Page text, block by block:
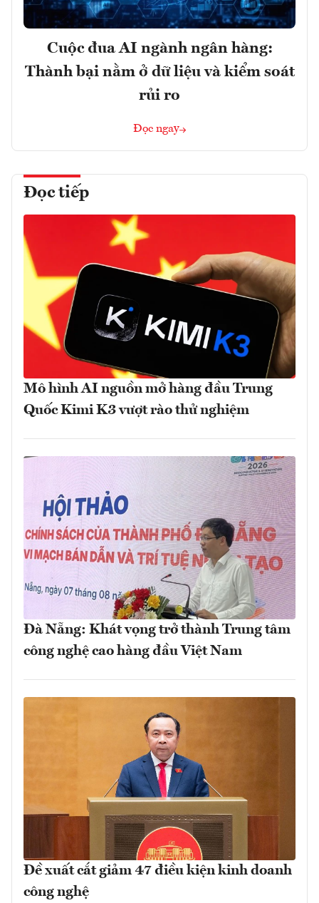
Cuộc đua AI ngành ngân hàng:
Thành bại nằm ở dữ liệu và kiểm soát
rủi ro
Đọc ngay
Đọc tiếp
Mô hình AI nguồn mở hàng đầu Trung
Quốc Kimi K3 vượt rào thử nghiệm
Đà Nẵng: Khát vọng trở thành Trung tâm
công nghệ cao hàng đầu Việt Nam
Đề xuất cắt giảm 47 điều kiện kinh doanh
công nghệ